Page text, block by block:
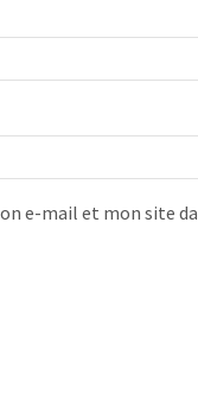
e-mail et mon site